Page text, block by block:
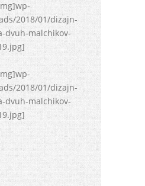
2018/01/dizajn-
dvuh-malchikov-
2018/01/dizajn-
dvuh-malchikov-